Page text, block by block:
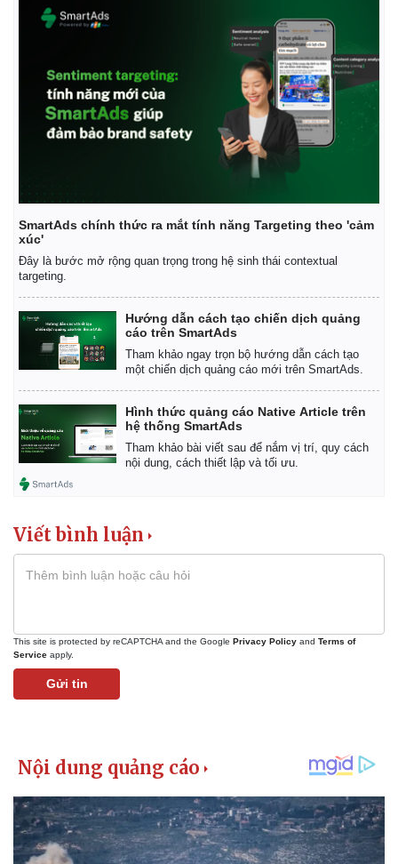
Kinh tế
Thị trường
Giá vàng
Tỷ giá
Chứng khoán
Giá cà phê
SmartAds chính thức ra mắt tính năng Targeting theo 'cảm
xúc'
Đây là bước mở rộng quan trọng trong hệ sinh thái contextual
targeting.
Hướng dẫn cách tạo chiến dịch quảng
cáo trên SmartAds
Tham khảo ngay trọn bộ hướng dẫn cách tạo
một chiến dịch quảng cáo mới trên SmartAds.
Hình thức quảng cáo Native Article trên
hệ thống SmartAds
Tham khảo bài viết sau để nắm vị trí, quy cách
nội dung, cách thiết lập và tối ưu.
Viết bình luận
This site is protected by reCAPTCHA and the Google Privacy Policy and Terms of
Service apply.
Gửi tin